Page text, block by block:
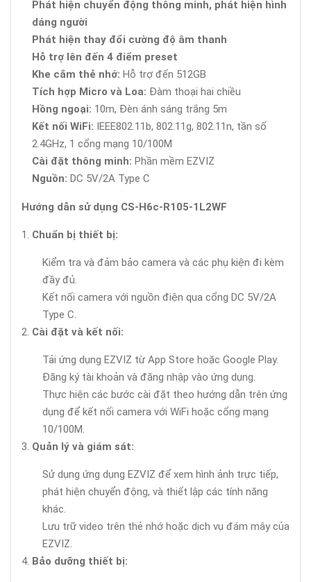
Phát hiện chuyển động thông minh, phát hiện hình
dáng người
Phát hiện thay đổi cường độ âm thanh
Hỗ trợ lên đến 4 điểm preset
Khe cắm thẻ nhớ: Hỗ trợ đến 512GB
Tích hợp Micro và Loa: Đàm thoại hai chiều
Hồng ngoại: 10m, Đèn ánh sáng trắng 5m
Kết nối WiFi: IEEE802.11b, 802.11g, 802.11n, tần số
2.4GHz, 1 cổng mạng 10/100M
Cài đặt thông minh: Phần mềm EZVIZ
Nguồn: DC 5V/2A Type C
Hướng dẫn sử dụng CS-H6c-R105-1L2WF
Chuẩn bị thiết bị:
Kiểm tra và đảm bảo camera và các phụ kiện đi kèm
đầy đủ.
Kết nối camera với nguồn điện qua cổng DC 5V/2A
Type C.
Cài đặt và kết nối:
Tải ứng dụng EZVIZ từ App Store hoặc Google Play.
Đăng ký tài khoản và đăng nhập vào ứng dụng.
Thực hiện các bước cài đặt theo hướng dẫn trên ứng
dụng để kết nối camera với WiFi hoặc cổng mạng
10/100M.
Quản lý và giám sát:
Sử dụng ứng dụng EZVIZ để xem hình ảnh trực tiếp,
phát hiện chuyển động, và thiết lập các tính năng
khác.
Lưu trữ video trên thẻ nhớ hoặc dịch vụ đám mây của
EZVIZ.
Bảo dưỡng thiết bị: